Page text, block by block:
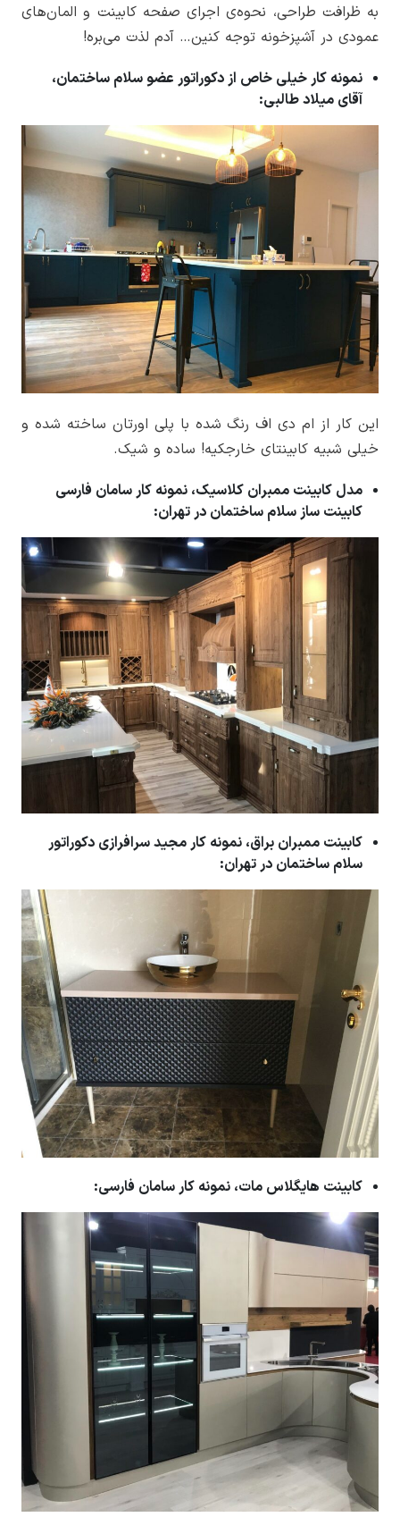
به ظرافت طراحی، نحوه‌ی اجرای صفحه کابینت و المان‌های
عمودی در آشپزخونه توجه کنین… آدم لذت می‌بره!
نمونه کار خیلی خاص از دکوراتور عضو سلام ساختمان،
آقای میلاد طالبی:
این کار از ام دی اف رنگ شده با پلی اورتان ساخته شده و
خیلی شبیه کابینتای خارجکیه! ساده و شیک.
مدل کابینت ممبران کلاسیک، نمونه کار سامان فارسی
کابینت ساز سلام ساختمان در تهران:
کابینت ممبران براق، نمونه کار مجید سرافرازی دکوراتور
سلام ساختمان در تهران:
کابینت هایگلاس مات، نمونه کار سامان فارسی: